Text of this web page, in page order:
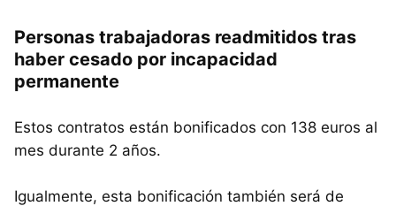
Personas trabajadoras readmitidos tras
haber cesado por incapacidad
permanente
Estos contratos están bonificados con 138 euros al
mes durante 2 años.
Igualmente, esta bonificación también será de